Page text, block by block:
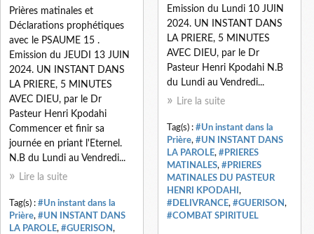
Prières matinales et
Déclarations prophétiques
avec le PSAUME 15 .
Emission du JEUDI 13 JUIN
2024. UN INSTANT DANS
LA PRIERE, 5 MINUTES
AVEC DIEU, par le Dr
Pasteur Henri Kpodahi
Commencer et finir sa
journée en priant l'Eternel.
N.B du Lundi au Vendredi...
Lire la suite
Tag(s) : #Un instant dans la
Prière, #UN INSTANT DANS
LA PAROLE, #GUERISON,
Emission du Lundi 10 JUIN
2024. UN INSTANT DANS
LA PRIERE, 5 MINUTES
AVEC DIEU, par le Dr
Pasteur Henri Kpodahi N.B
du Lundi au Vendredi...
Lire la suite
Tag(s) : #Un instant dans la
Prière, #UN INSTANT DANS
LA PAROLE, #PRIERES
MATINALES, #PRIERES
MATINALES DU PASTEUR
HENRI KPODAHI ,
#DELIVRANCE, #GUERISON,
#COMBAT SPIRITUEL